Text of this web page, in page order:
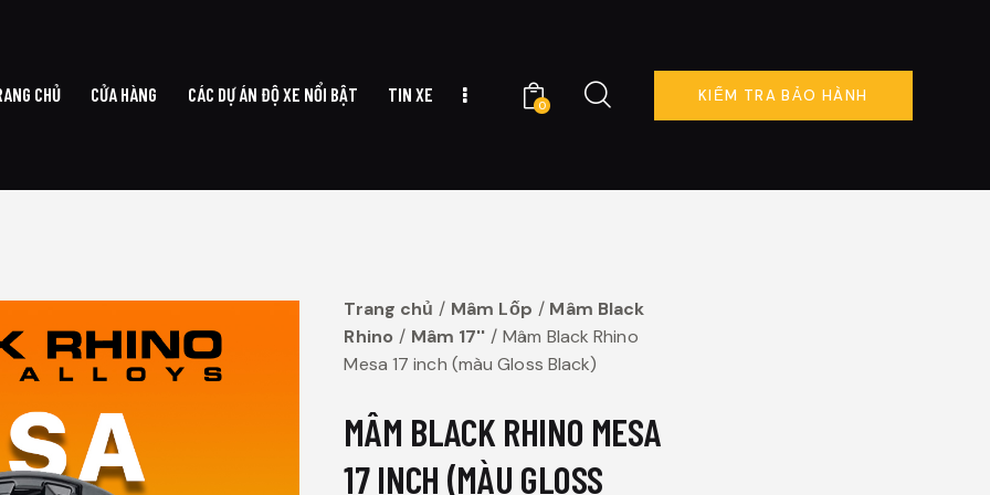
CHỦ CỬA HÀNG CÁC DỰ ÁN ĐỘ XE NỔI BẬT TIN XE
0
KIỂM TRA BẢO HÀNH
Trang chủ Mâm Lốp
Mâm Black
Rhino
Mâm 17''
Mâm Black Rhino
Mesa 17 inch (màu Gloss Black)
MÂM BLACK RHINO MESA
17 INCH (MÀU GLOSS